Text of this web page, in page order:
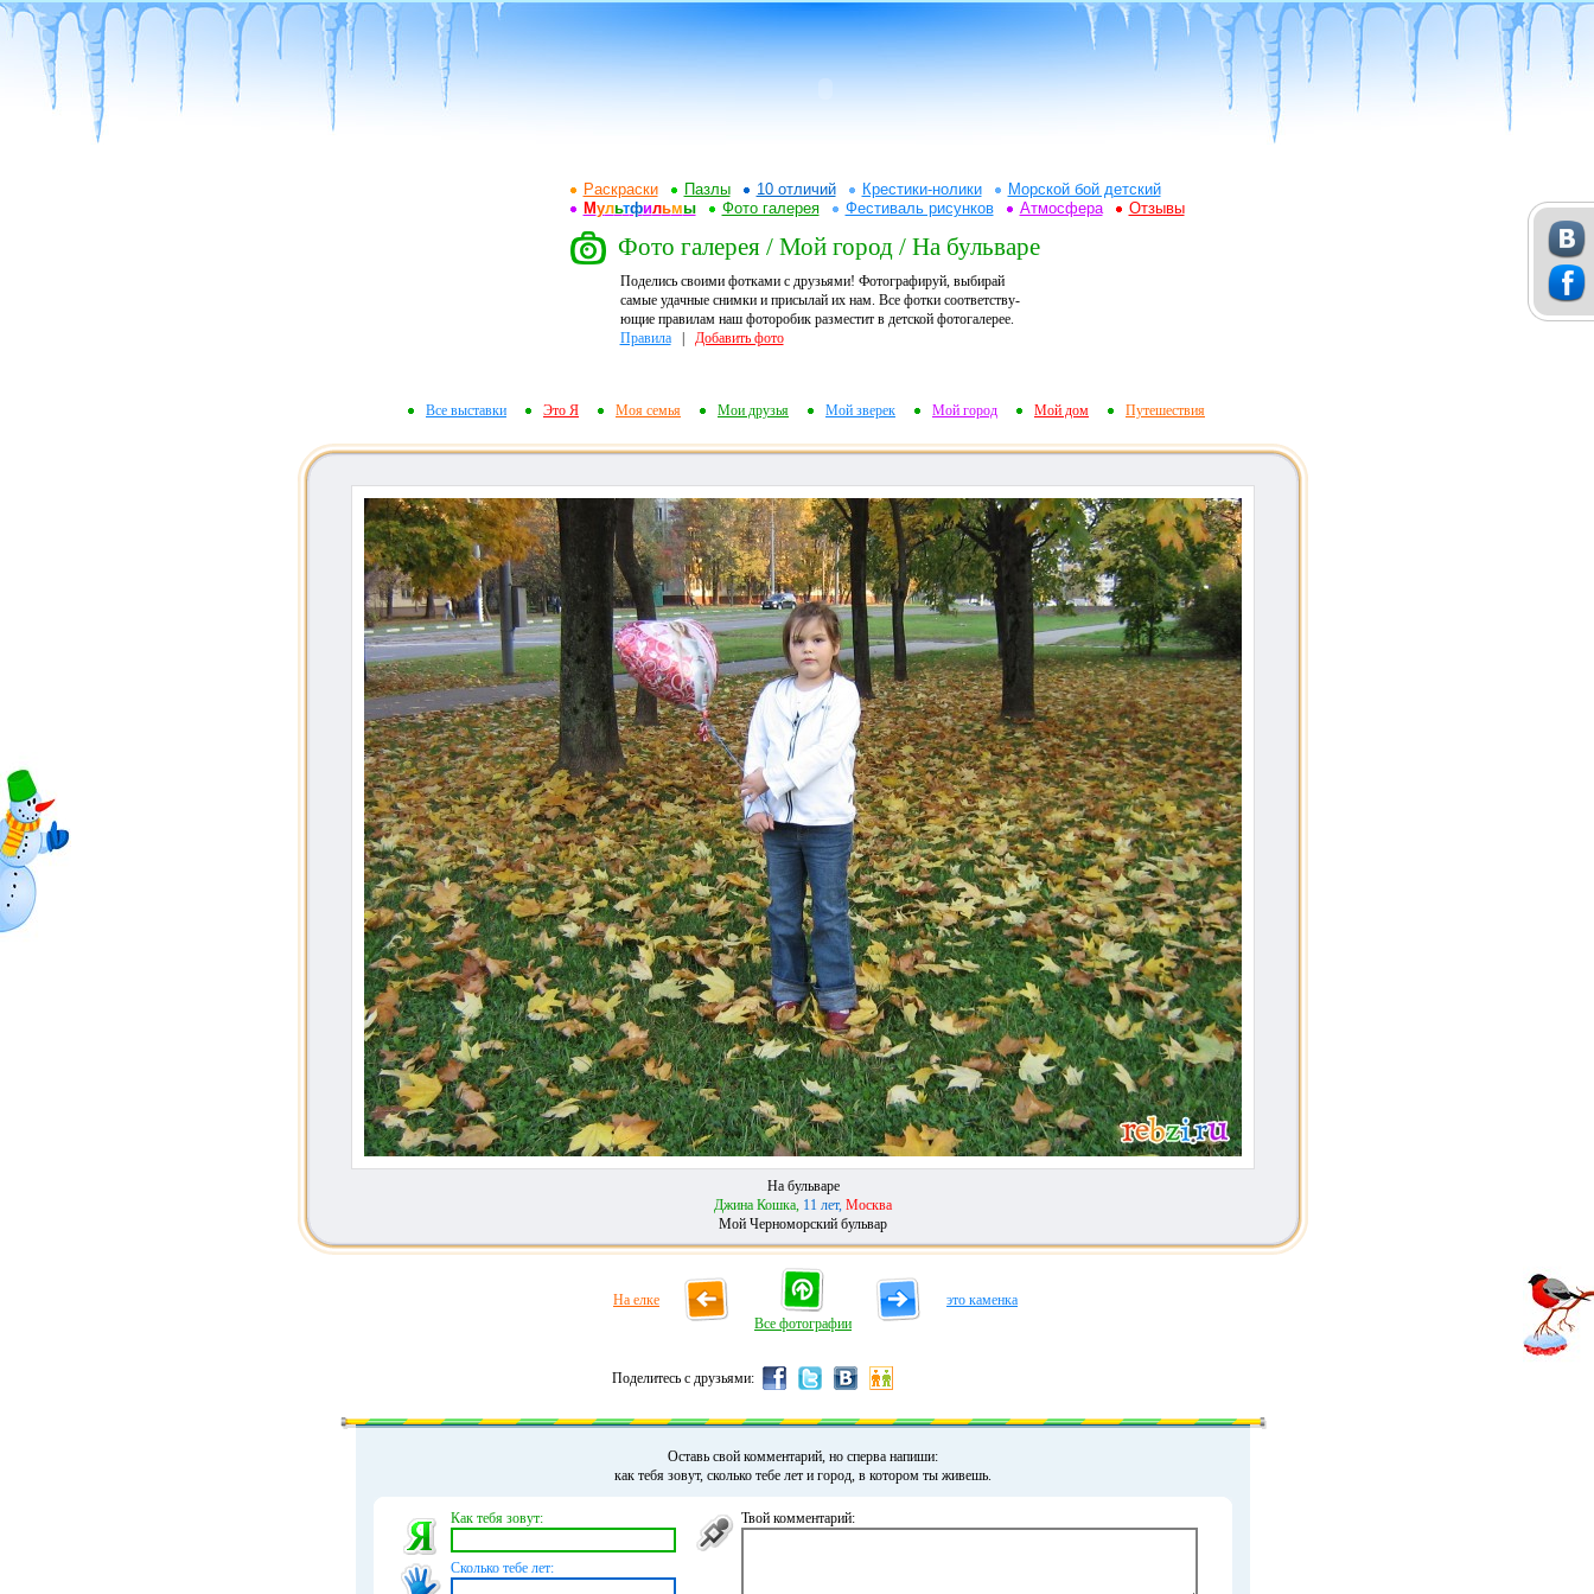
Раскраски Пазлы 10 отличий Крестики-нолики
Морской бой детский
Мультфильмы Фото галерея Фестиваль рисунков Атмосфера Отзывы
Фото галерея / Мой город / На бульваре
Поделись своими фотками с друзьями! Фотографируй, выбирай
самые удачные снимки и присылай их нам. Все фотки соответству-
ющие правилам наш фоторобик разместит в детской фотогалерее.
Правила| Добавить фото
Все выставки Это Я Моя семья Мои друзья Мой зверек Мой город Мой дом Путешествия
На бульваре
Джина Кошка, 11 лет, Москва
Мой Черноморский бульвар
На елке
Все фотографии
это каменка
Поделитесь с друзьями:
Оставь свой комментарий, но сперва напиши:
как тебя зовут, сколько тебе лет и город, в котором ты живешь.
Как тебя зовут:
Сколько тебе лет:
Твой комментарий: